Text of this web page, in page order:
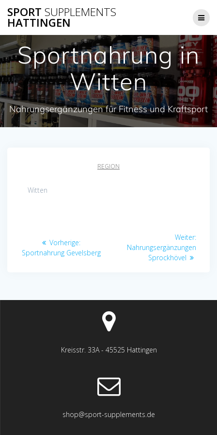
Inhalt
SPORT SUPPLEMENTS
HATTINGEN
Sportnahrung in
Witten
Nahrungsergänzungen für Fitness und Kraftsport
REGION
Witten
Vorherige:Vorheriger
Beitrag:
Sportnahrung Gevelsberg
Weiter:
Nahrungsergänzungen
Sprockhövel
Kreisstr. 33A - 45525 Hattingen
shop@sport-supplements.de